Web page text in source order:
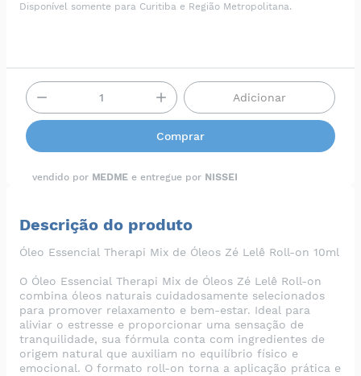
Disponível somente para Curitiba e Região Metropolitana.
Adicionar
Comprar
vendido por MEDME e entregue por NISSEI
Descrição do produto
Óleo Essencial Therapi Mix de Óleos Zé Lelê Roll-on 10ml
O Óleo Essencial Therapi Mix de Óleos Zé Lelê Roll-on
combina óleos naturais cuidadosamente selecionados
para promover relaxamento e bem-estar. Ideal para
aliviar o estresse e proporcionar uma sensação de
tranquilidade, sua fórmula conta com ingredientes de
origem natural que auxiliam no equilíbrio físico e
emocional. O formato roll-on torna a aplicação prática e